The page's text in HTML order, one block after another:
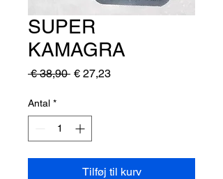
SUPER
KAMAGRA
€ 38,90 Regulær
€ 27,23Salgspris
Antal *
Tilføj til kurv